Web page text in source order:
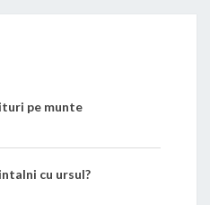
pe munte
cu ursul?